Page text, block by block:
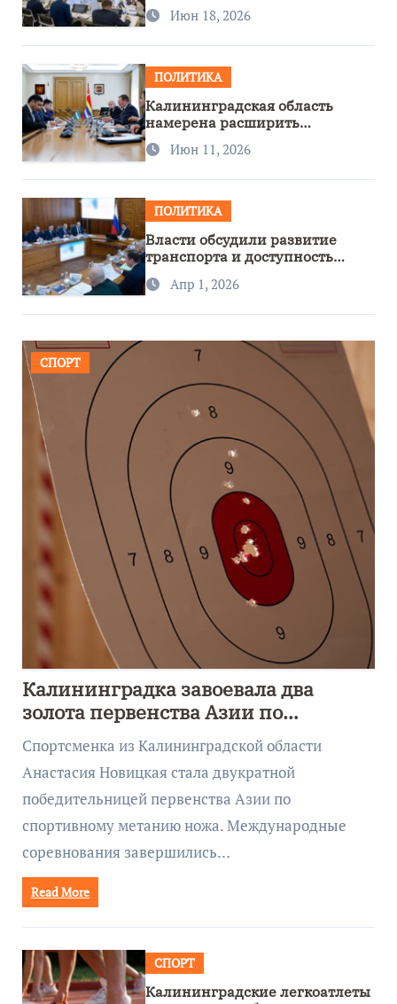
Июн 18, 2026
ПОЛИТИКА
Калининградская область
намерена расширить
сотрудничество с Узбекистаном
Июн 11, 2026
ПОЛИТИКА
Власти обсудили развитие
транспорта и доступность
региона
Апр 1, 2026
СПОРТ
Калининградка завоевала два
золота первенства Азии по
метанию ножа
Спортсменка из Калининградской области
Анастасия Новицкая стала двукратной
победительницей первенства Азии по
спортивному метанию ножа. Международные
соревнования завершились…
Read More
СПОРТ
Калининградские легкоатлеты